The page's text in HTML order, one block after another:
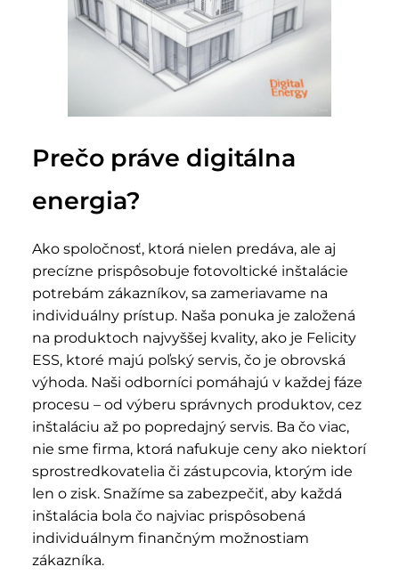
Prečo práve digitálna
energia?
Ako spoločnosť, ktorá nielen predáva, ale aj
precízne prispôsobuje fotovoltické inštalácie
potrebám zákazníkov, sa zameriavame na
individuálny prístup. Naša ponuka je založená
na produktoch najvyššej kvality, ako je Felicity
ESS, ktoré majú poľský servis, čo je obrovská
výhoda. Naši odborníci pomáhajú v každej fáze
procesu – od výberu správnych produktov, cez
inštaláciu až po popredajný servis. Ba čo viac,
nie sme firma, ktorá nafukuje ceny ako niektorí
sprostredkovatelia či zástupcovia, ktorým ide
len o zisk. Snažíme sa zabezpečiť, aby každá
inštalácia bola čo najviac prispôsobená
individuálnym finančným možnostiam
zákazníka.